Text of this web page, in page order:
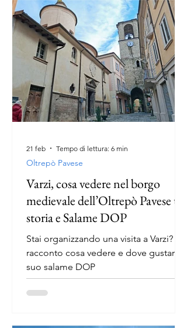
Varzi, cosa vedere nel borgo
medievale dell’Oltrepò Pavese tra
storia e Salame DOP
Stai organizzando una visita a Varzi? ti
racconto cosa vedere e dove gustare il
suo salame DOP
Oltrepò Pavese
21 feb Tempo di lettura: 6 min